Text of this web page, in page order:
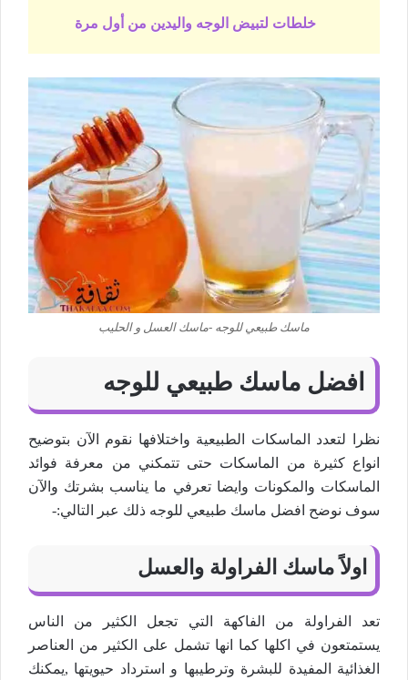
خلطات لتبيض الوجه واليدين من أول مرة
ماسك طبيعي للوجه -ماسك العسل و الحليب
افضل ماسك طبيعي للوجه
نظرا لتعدد الماسكات الطبيعية واختلافها نقوم الآن بتوضيح
انواع كثيرة من الماسكات حتى تتمكني من معرفة فوائد
الماسكات والمكونات وايضا تعرفي ما يناسب بشرتك والآن
سوف نوضح افضل ماسك طبيعي للوجه ذلك عبر التالي:-
اولاً ماسك الفراولة والعسل
تعد الفراولة من الفاكهة التي تجعل الكثير من الناس
يستمتعون في اكلها كما انها تشمل على الكثير من العناصر
الغذائية المفيدة للبشرة وترطيبها و استرداد حيويتها ,يمكنك